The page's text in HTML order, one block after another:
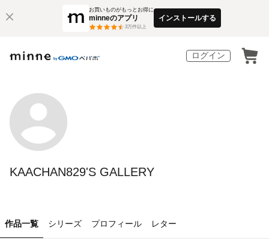
お買いものがもっとお得に
minneのアプリ
3万件以上
インストールする
ログイン
KAACHAN829'S GALLERY
作品一覧 シリーズ プロフィール レター